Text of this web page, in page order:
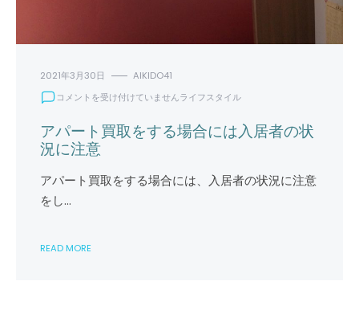
2021年3月30日
AIKIDO41
ア
ー
ト
買
を
す
合
コメントを受け付けていませんライフスタイル
アパート買取をする場合には入居者の状
況に注意
アパート買取をする場合には、入居者の状況に注意
をし…
READ MORE